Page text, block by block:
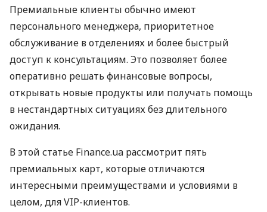
Премиальные клиенты обычно имеют
персонального менеджера, приоритетное
обслуживание в отделениях и более быстрый
доступ к консультациям. Это позволяет более
оперативно решать финансовые вопросы,
открывать новые продукты или получать помощь
в нестандартных ситуациях без длительного
ожидания.
В этой статье Finance.ua рассмотрит пять
премиальных карт, которые отличаются
интересными преимуществами и условиями в
целом, для VIP-клиентов.